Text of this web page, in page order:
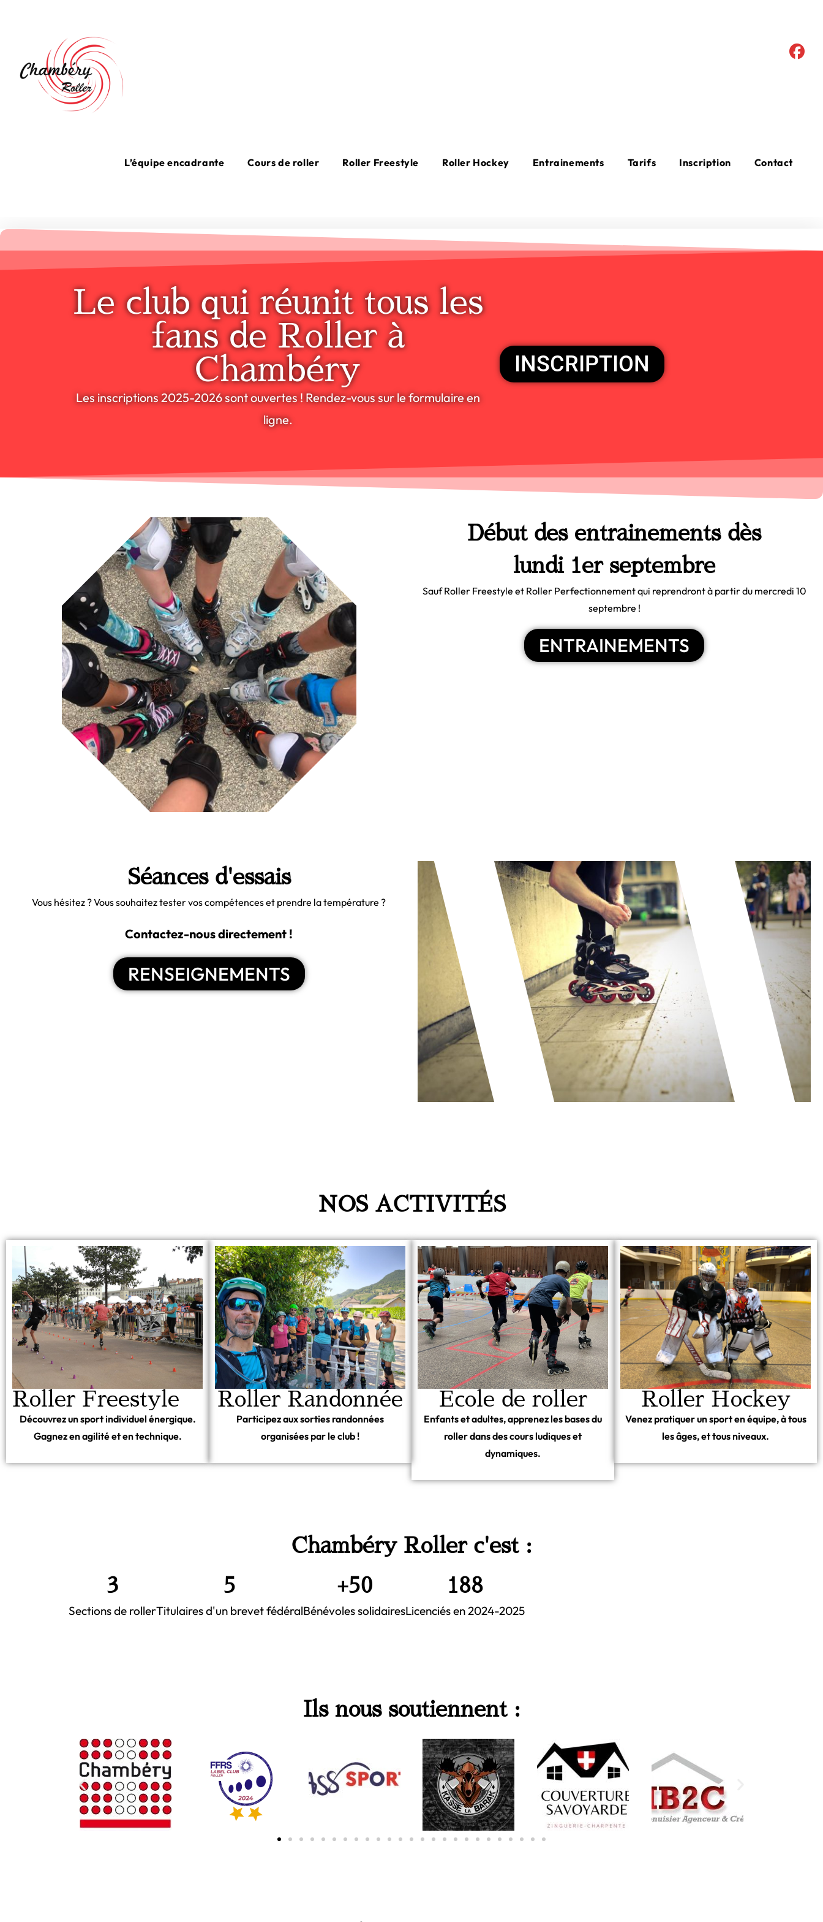
L’équipe encadrante Cours de roller Roller Freestyle Roller Hockey Entrainements Tarifs Inscription Contact
Le club qui réunit tous les
fans de Roller à
Chambéry
Les inscriptions 2025-2026 sont ouvertes ! Rendez-vous sur le formulaire en
ligne.
INSCRIPTION
Début des entrainements dès
lundi 1er septembre
Sauf Roller Freestyle et Roller Perfectionnement qui reprendront à partir du mercredi 10
septembre !
ENTRAINEMENTS
Séances d'essais
Vous hésitez ? Vous souhaitez tester vos compétences et prendre la température ?
Contactez-nous directement !
RENSEIGNEMENTS
NOS ACTIVITÉS
Roller Freestyle
Découvrez un sport individuel énergique.
Gagnez en agilité et en technique.
Roller Randonnée
Participez aux sorties randonnées
organisées par le club !
Ecole de roller
Enfants et adultes, apprenez les bases du
roller dans des cours ludiques et
dynamiques.
Roller Hockey
Venez pratiquer un sport en équipe, à tous
les âges, et tous niveaux.
Chambéry Roller c'est :
Sections de roller
3
Titulaires d'un brevet fédéral
5
Bénévoles solidaires
+50
Licenciés en 2024-2025
188
Ils nous soutiennent :